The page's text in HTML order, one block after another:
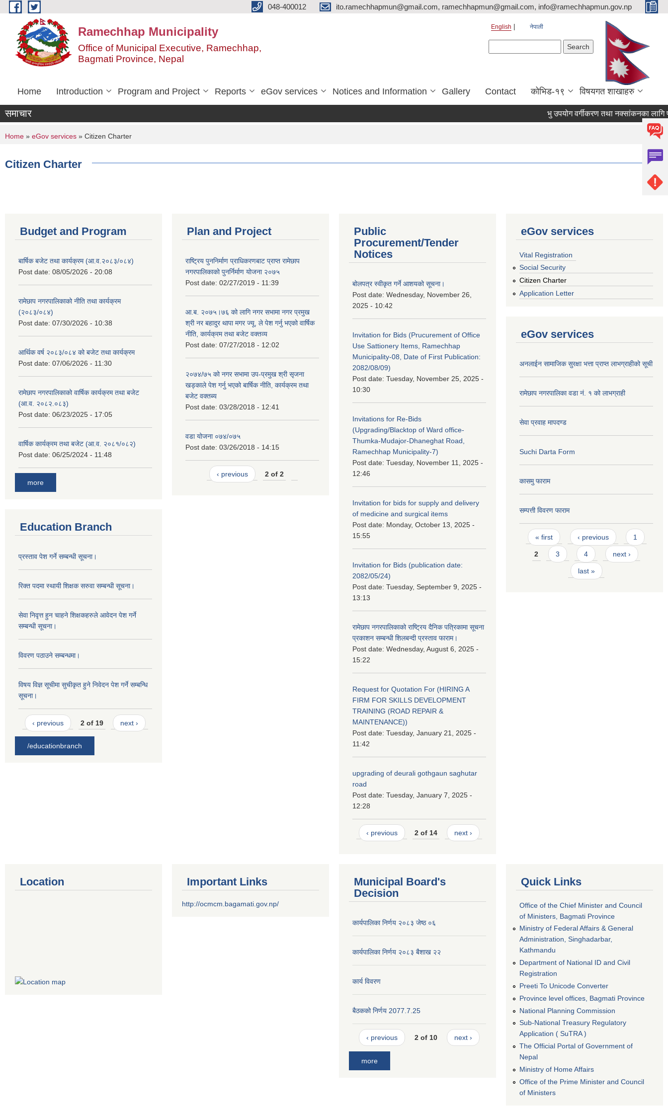
Skip to main content 048-400012 ito.ramechhapmun@gmail.com, ramechhapmun@gmail.com, info@ramechhapmun.gov.np
Ramechhap Municipality
Office of Municipal Executive, Ramechhap,
Bagmati Province, Nepal
English नेपाली
Home Introduction Program and Project Reports eGov services Notices and Information Gallery Contact कोभिड-१९ विषयगत शाखाहरु
समाचार भु उपयोग वर्गीकरण तथा नक्सांकनका लागि
You are here
Home » eGov services » Citizen Charter
Citizen Charter
Budget and Program
बार्षिक बजेट तथा कार्यक्रम (आ.व.२०८३/०८४)
Post date: 08/05/2026 - 20:08
रामेछाप नगरपालिकाको नीति तथा कार्यक्रम
(२०८३/०८४)
Post date: 07/30/2026 - 10:38
आर्थिक वर्ष २०८३/०८४ को बजेट तथा कार्यक्रम
Post date: 07/06/2026 - 11:30
रामेछाप नगरपालिकाको वार्षिक कार्यक्रम तथा बजेट
(आ.व. २०८२.०८३)
Post date: 06/23/2025 - 17:05
वार्षिक कार्यक्रम तथा बजेट (आ.व. २०८१/०८२)
Post date: 06/25/2024 - 11:48
more
Education Branch
प्रस्ताव पेश गर्ने सम्बन्धी सूचना।
रिक्त पदमा स्थायी शिक्षक सरुवा सम्बन्धी सूचना।
सेवा निवृत्त हुन चाहने शिक्षकहरुले आवेदन पेश गर्ने
सम्बन्धी सूचना।
विवरण पठाउने सम्बन्धमा।
विषय विज्ञ सूचीमा सुचीकृत हुने निवेदन पेश गर्ने सम्बन्धि
सूचना।
‹ previous 2 of 19 next ›
/educationbranch
Plan and Project
राष्ट्रिय पुननिर्माण प्राधिकरणबाट प्राप्त रामेछाप
नगरपालिकाको पुनर्निर्माण योजना २०७५
Post date: 02/27/2019 - 11:39
आ.ब. २०७५।७६ को लागि नगर सभामा नगर प्रमुख
श्री नर बहादुर थापा मगर ज्यू, ले पेश गर्नु भएको वार्षिक
नीति, कार्यक्रम तथा बजेट वक्तव्य
Post date: 07/27/2018 - 12:02
२०७४/७५ को नगर सभामा उप-प्रमुख श्री सृजना
खड्काले पेश गर्नु भएको बार्षिक नीति, कार्यक्रम तथा
बजेट वक्तब्य
Post date: 03/28/2018 - 12:41
वडा योजना ०७४/०७५
Post date: 03/26/2018 - 14:15
‹ previous 2 of 2
Public
Procurement/Tender
Notices
बोलपत्र स्वीकृत गर्ने आशयको सूचना।
Post date: Wednesday, November 26,
2025 - 10:42
Invitation for Bids (Prucurement of Office
Use Sattionery Items, Ramechhap
Municipality-08, Date of First Publication:
2082/08/09)
Post date: Tuesday, November 25, 2025 -
10:30
Invitations for Re-Bids
(Upgrading/Blacktop of Ward office-
Thumka-Mudajor-Dhaneghat Road,
Ramechhap Municipality-7)
Post date: Tuesday, November 11, 2025 -
12:46
Invitation for bids for supply and delivery
of medicine and surgical items
Post date: Monday, October 13, 2025 -
15:55
Invitation for Bids (publication date:
2082/05/24)
Post date: Tuesday, September 9, 2025 -
13:13
रामेछाप नगरपालिकाको राष्ट्रिय दैनिक पत्रिकामा सूचना
प्रकाशन सम्बन्धी शिलबन्दी प्रस्ताव फाराम।
Post date: Wednesday, August 6, 2025 -
15:22
Request for Quotation For (HIRING A
FIRM FOR SKILLS DEVELOPMENT
TRAINING (ROAD REPAIR &
MAINTENANCE))
Post date: Tuesday, January 21, 2025 -
11:42
upgrading of deurali gothgaun saghutar
road
Post date: Tuesday, January 7, 2025 -
12:28
‹ previous 2 of 14 next ›
eGov services
Vital Registration
Social Security
Citizen Charter
Application Letter
eGov services
अनलाईन सामाजिक सुरक्षा भत्ता प्राप्त लाभग्राहीको सूची
रामेछाप नगरपालिका वडा नं. १ को लाभग्राही
सेवा प्रवाह मापदण्ड
Suchi Darta Form
कासमु फाराम
सम्पत्ती विवरण फाराम
Pages
« first ‹ previous 1
2 3 4 next ›
last »
Location Important Links
http://ocmcm.bagamati.gov.np/
Municipal Board's
Decision
कार्यपालिका निर्णय २०८३ जेष्ठ ०६
कार्यपालिका निर्णय २०८३ बैशाख २२
कार्य विवरण
बैठकको निर्णय 2077.7.25
‹ previous 2 of 10 next ›
more
Quick Links
Office of the Chief Minister and Council
of Ministers, Bagmati Province
Ministry of Federal Affairs & General
Administration, Singhadarbar,
Kathmandu
Department of National ID and Civil
Registration
Preeti To Unicode Converter
Province level offices, Bagmati Province
National Planning Commission
Sub-National Treasury Regulatory
Application ( SuTRA )
The Official Portal of Government of
Nepal
Ministry of Home Affairs
Office of the Prime Minister and Council
of Ministers